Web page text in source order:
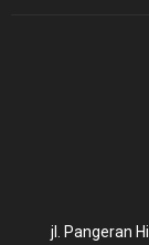
jl. Pangeran